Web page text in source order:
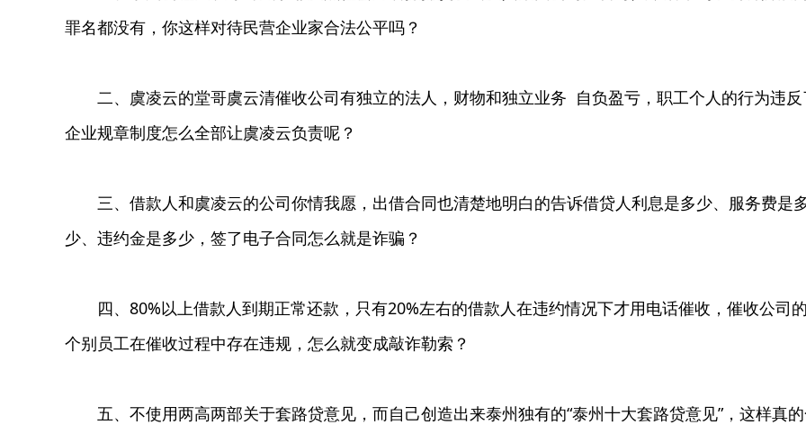
罪名都没有，你这样对待民营企业家合法公平吗？
二、虞凌云的堂哥虞云清催收公司有独立的法人，财物和独立业务 自负盈亏，职工个人的行为违反
企业规章制度怎么全部让虞凌云负责呢？
三、借款人和虞凌云的公司你情我愿，出借合同也清楚地明白的告诉借贷人利息是多少、服务费是
少、违约金是多少，签了电子合同怎么就是诈骗？
四、80%以上借款人到期正常还款，只有20%左右的借款人在违约情况下才用电话催收，催收公司
个别员工在催收过程中存在违规，怎么就变成敲诈勒索？
五、不使用两高两部关于套路贷意见，而自己创造出来泰州独有的“泰州十大套路贷意见”，这样真